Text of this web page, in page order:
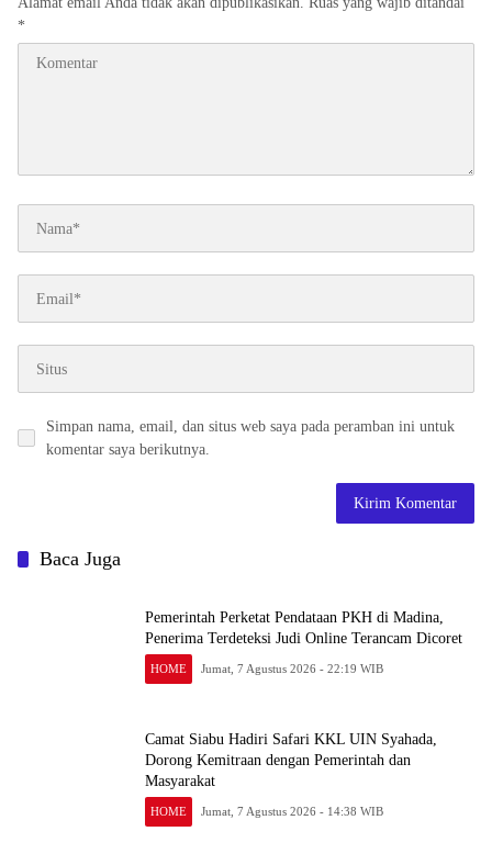
*
Simpan nama, email, dan situs web saya pada peramban ini untuk
komentar saya berikutnya.
Baca Juga
Pemerintah Perketat Pendataan PKH di Madina,
Penerima Terdeteksi Judi Online Terancam Dicoret
HOME Jumat, 7 Agustus 2026 - 22:19 WIB
Camat Siabu Hadiri Safari KKL UIN Syahada,
Dorong Kemitraan dengan Pemerintah dan
Masyarakat
HOME Jumat, 7 Agustus 2026 - 14:38 WIB